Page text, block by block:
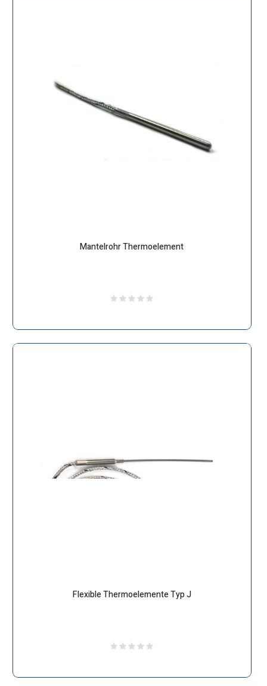
Mantelrohr Thermoelement
Flexible Thermoelemente Typ J